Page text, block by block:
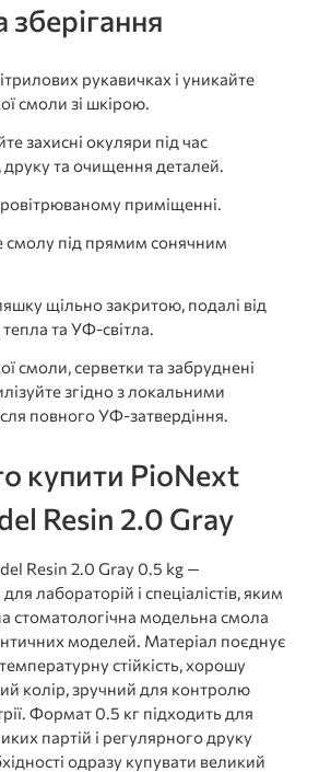
зберігання
рукавичках і уникайте
смоли зі шкірою.
захисні окуляри під час
та очищення деталей.
приміщенні.
смолу під прямим сонячним
щільно закритою, подалі від
тепла та УФ-світла.
смоли, серветки та забруднені
згідно з локальними
повного УФ-затвердіння.
купити PioNext
Resin 2.0 Gray
Resin 2.0 Gray 0.5 kg —
лабораторій і спеціалістів, яким
стоматологічна модельна смола
моделей. Матеріал поєднує
стійкість, хорошу
колір, зручний для контролю
Формат 0.5 кг підходить для
партій і регулярного друку
одразу купувати великий